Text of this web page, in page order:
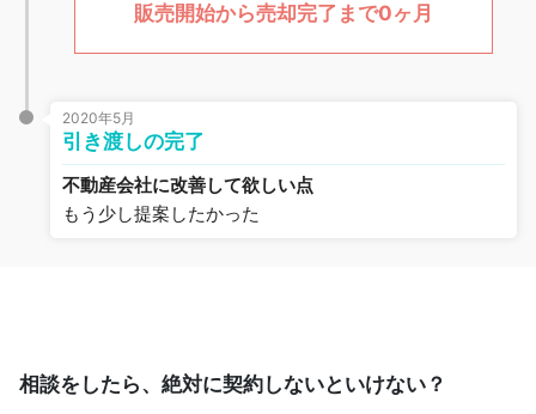
販売開始から売却完了まで0ヶ月
2020年5月
引き渡しの完了
不動産会社に改善して欲しい点
もう少し提案したかった
相談をしたら、絶対に契約しないといけない？